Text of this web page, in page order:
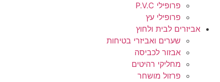
פרופילי P.V.C
פרופילי עץ
אביזרים לבית ולחוץ
שערים ואביזרי בטיחות
אבזור לכביסה
מחליקי רהיטים
פרזול מושחר